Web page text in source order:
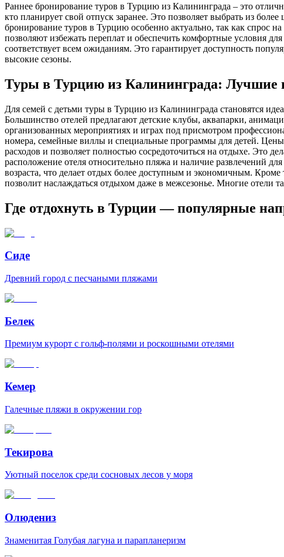
Раннее бронирование туров в Турцию из Калининграда – это
кто планирует свой отпуск заранее. Это позволяет выбрать из
бронирование туров в Турцию особенно актуально, так как спрос
позволяют избежать переплат и обеспечить комфортные условия
соответствует всем ожиданиям. Это гарантирует доступность
высокие сезоны.
Туры в Турцию из Калининграда: Лучшие
Для семей с детьми туры в Турцию из Калининграда становятся
Большинство отелей предлагают детские клубы, аквапарки,
организованных мероприятиях и играх под присмотром
номера, семейные виллы и специальные программы для детей.
расходов и позволяет полностью сосредоточиться на отдыхе. Это
расположение отеля относительно пляжа и наличие развлечений
возраста, что делает отдых более доступным и экономичным.
позволит наслаждаться отдыхом даже в межсезонье. Многие
Где отдохнуть в Турции — популярные
Сиде
Древний город с песчаными пляжами
Белек
Премиум курорт с гольф-полями и роскошными отелями
Кемер
Галечные пляжи в окружении гор
Текирова
Уютный поселок среди сосновых лесов у моря
Олюдениз
Знаменитая Голубая лагуна и парапланеризм